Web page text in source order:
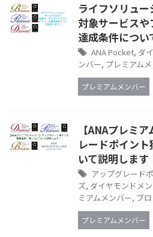
ライフソリュ
対象サービス
達成条件につい
ANA Pocket, ダ
ンバー, プレミアム
プレミアムメンバー
【ANAプレミ
レードポイン
いて説明します
アップグレード
ズ, ダイヤモンドメ
ミアムメンバー, ブ
プレミアムメンバー